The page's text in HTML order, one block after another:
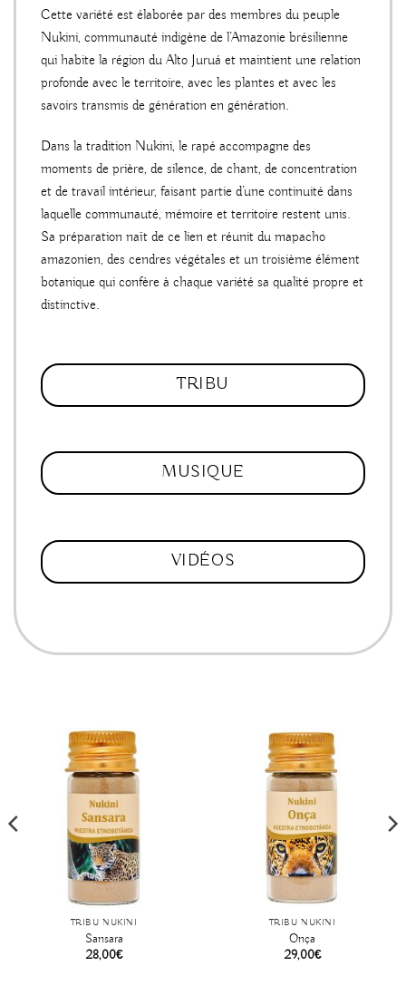
Cette variété est élaborée par des membres du peuple
Nukini, communauté indigène de l’Amazonie brésilienne
qui habite la région du Alto Juruá et maintient une relation
profonde avec le territoire, avec les plantes et avec les
savoirs transmis de génération en génération.
Dans la tradition Nukini, le rapé accompagne des
moments de prière, de silence, de chant, de concentration
et de travail intérieur, faisant partie d’une continuité dans
laquelle communauté, mémoire et territoire restent unis.
Sa préparation naît de ce lien et réunit du mapacho
amazonien, des cendres végétales et un troisième élément
botanique qui confère à chaque variété sa qualité propre et
distinctive.
TRIBU
MUSIQUE
VIDÉOS
TRIBU NUKINI
Sansara
28,00€
TRIBU NUKINI
Onça
29,00€